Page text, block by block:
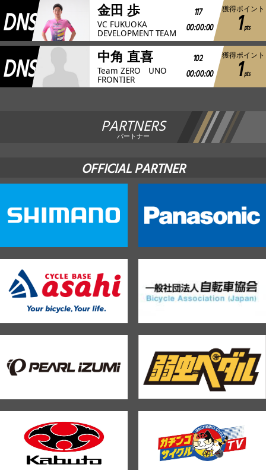
DNS 金田 歩
VC FUKUOKA
DEVELOPMENT TEAM
117
00:00:00
獲得ポイント
1pts
DNS 中角 直喜
Team ZERO UNO
FRONTIER
102
00:00:00
獲得ポイント
1pts
PARTNERS
パートナー
OFFICIAL PARTNER